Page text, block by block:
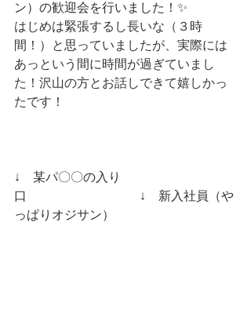
ン）の歓迎会を行いました！ ✨
はじめは緊張するし長いな（３時
間！）と思っていましたが、実際には
あっという間に時間が過ぎていまし
た！沢山の方とお話しできて嬉しかっ
たです！
↓　某パ〇〇の入り
口　　　　　　　　　↓　新入社員（や
っぱりオジサン）